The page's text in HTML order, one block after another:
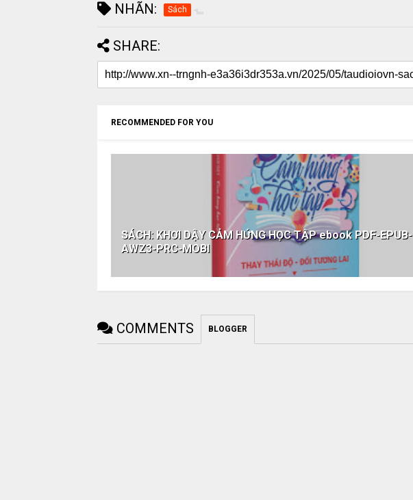
NHÃN: Sách
SHARE:
RECOMMENDED FOR YOU
SÁCH: KHƠI DẬY CẢM HỨNG HỌC TẬP ebook PDF-EPUB-
AWZ3-PRC-MOBI
COMMENTS BLOGGER